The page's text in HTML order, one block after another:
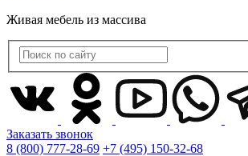
Живая мебель из массива
Заказать звонок
8 (800) 777-28-69 +7 (495) 150-32-68